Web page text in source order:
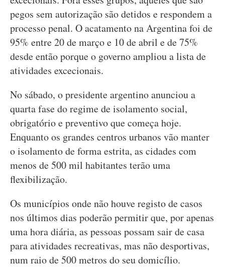
pegos sem autorização são detidos e respondem a
processo penal. O acatamento na Argentina foi de
95% entre 20 de março e 10 de abril e de 75%
desde então porque o governo ampliou a lista de
atividades excecionais.
No sábado, o presidente argentino anunciou a
quarta fase do regime de isolamento social,
obrigatório e preventivo que começa hoje.
Enquanto os grandes centros urbanos vão manter
o isolamento de forma estrita, as cidades com
menos de 500 mil habitantes terão uma
flexibilização.
Os municípios onde não houve registo de casos
nos últimos dias poderão permitir que, por apenas
uma hora diária, as pessoas possam sair de casa
para atividades recreativas, mas não desportivas,
num raio de 500 metros do seu domicílio.